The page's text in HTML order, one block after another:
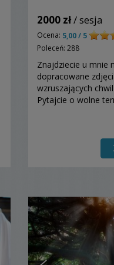
2000 zł/ sesja
Ocena: 5,00 / 5
Poleceń: 288
Znajdziecie u mnie
dopracowane
wzruszających
Pytajcie o wolne